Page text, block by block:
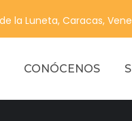
la Luneta, Caracas,
CONÓCENOS